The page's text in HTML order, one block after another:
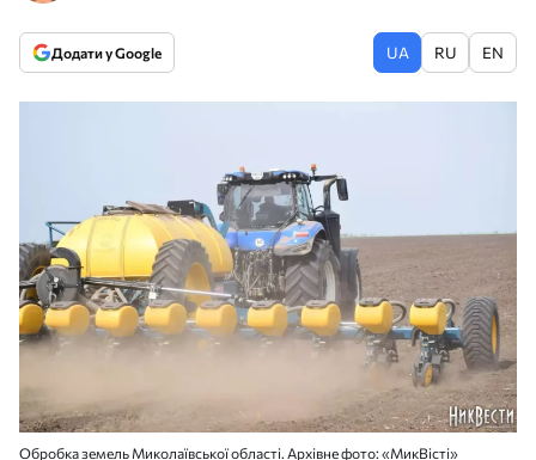
Додати у Google UA RU EN
Обробка земель Миколаївської області. Архівне фото: «МикВісті»